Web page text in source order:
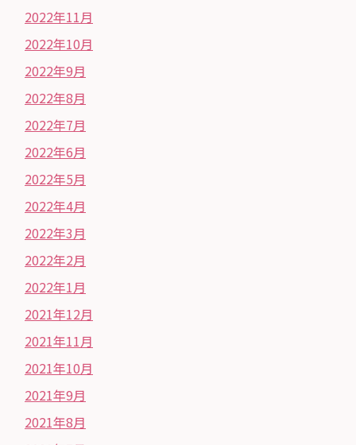
2022年11月
2022年10月
2022年9月
2022年8月
2022年7月
2022年6月
2022年5月
2022年4月
2022年3月
2022年2月
2022年1月
2021年12月
2021年11月
2021年10月
2021年9月
2021年8月